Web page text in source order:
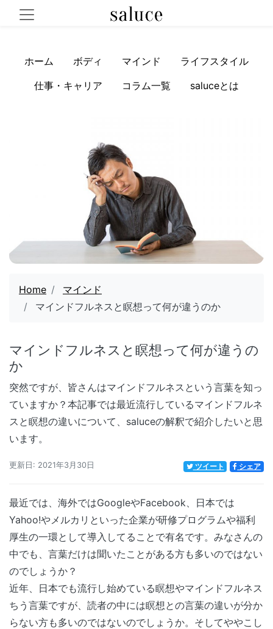
ホーム ボディ マインド
ライフスタイル
仕事・キャリア
コラム一覧 saluceとは
Home
マインド
マインドフルネスと瞑想って何が違うのか
マインドフルネスと瞑想って何が違うの
か
突然ですが、皆さんはマインドフルネスという言葉を知っ
ていますか？本記事では最近流行しているマインドフルネ
スと瞑想の違いについて、saluceの解釈で紹介したいと思
います。
更新日: 2021年3月30日 ツイート シェア
最近では、海外ではGoogleやFacebook、日本では
Yahoo!やメルカリといった企業が研修プログラムや福利
厚生の一環として導入してることで有名です。みなさんの
中でも、言葉だけは聞いたことがある方も多いのではない
のでしょうか？
近年、日本でも流行し始めている瞑想やマインドフルネス
ちう言葉ですが、読者の中には瞑想との言葉の違いが分か
らない方も多いのではないのでしょうか。そしてややこし